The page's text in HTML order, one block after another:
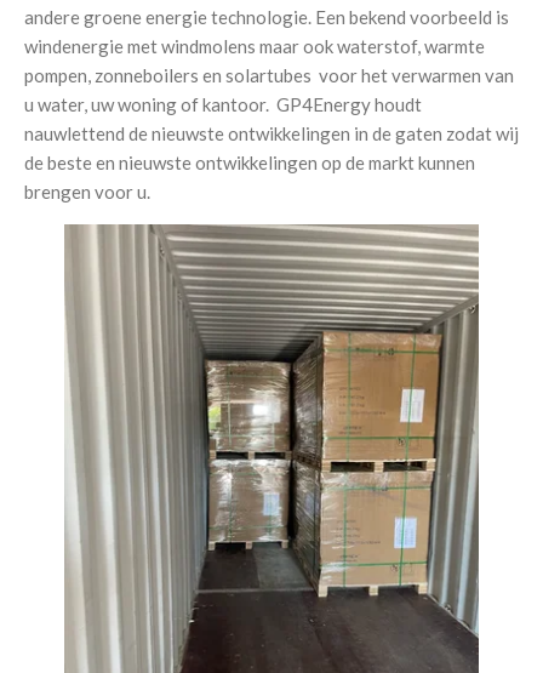
andere groene energie technologie. Een bekend voorbeeld is
windenergie met windmolens maar ook waterstof, warmte
pompen, zonneboilers en solartubes voor het verwarmen van
u water, uw woning of kantoor. GP4Energy houdt
nauwlettend de nieuwste ontwikkelingen in de gaten zodat wij
de beste en nieuwste ontwikkelingen op de markt kunnen
brengen voor u.